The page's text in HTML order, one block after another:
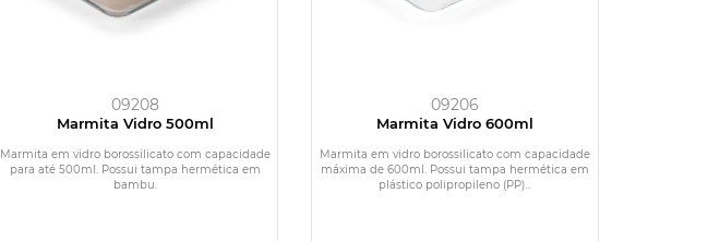
09208
Marmita Vidro 500ml
Marmita em vidro borossilicato com capacidade
para até 500ml. Possui tampa hermética em
bambu.
09206
Marmita Vidro 600ml
Marmita em vidro borossilicato com capacidade
máxima de 600ml. Possui tampa hermética em
plástico polipropileno (PP)...